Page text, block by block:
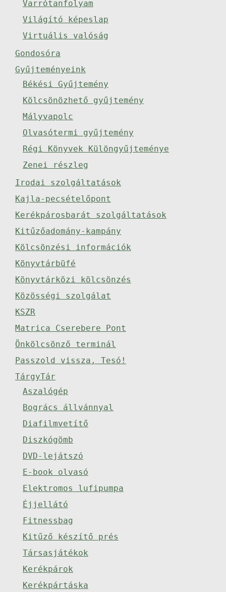
Varrótanfolyam
Világító képeslap
Virtuális valóság
Gondosóra
Gyűjteményeink
Békési Gyűjtemény
Kölcsönözhető gyűjtemény
Mályvapolc
Olvasótermi gyűjtemény
Régi Könyvek Különgyűjteménye
Zenei részleg
Irodai szolgáltatások
Kajla-pecsételőpont
Kerékpárosbarát szolgáltatások
Kitűzőadomány-kampány
Kölcsönzési információk
Könyvtárbüfé
Könyvtárközi kölcsönzés
Közösségi szolgálat
KSZR
Matrica Cserebere Pont
Önkölcsönző terminál
Passzold vissza, Tesó!
TárgyTár
Aszalógép
Bogrács állvánnyal
Diafilmvetítő
Diszkógömb
DVD-lejátszó
E-book olvasó
Elektromos lufipumpa
Éjjellátó
Fitnessbag
Kitűző készítő prés
Társasjátékok
Kerékpárok
Kerékpártáska